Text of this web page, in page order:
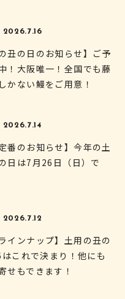
2026.7.16
丑の日のお知らせ】ご予
！大阪唯一！全国でも藤
かない鰻をご用意！
2026.7.14
番のお知らせ】今年の土
日は7月26日（日）で
2026.7.12
インナップ】土用の丑の
これで決まり！他にも
せもできます！